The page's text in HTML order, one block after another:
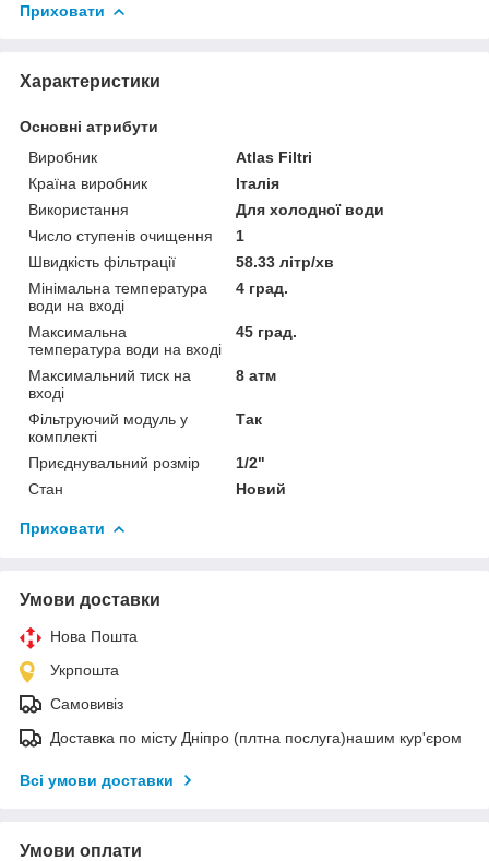
Приховати
Характеристики
Основні атрибути
Виробник
Atlas Filtri
Країна виробник
Італія
Використання
Для холодної води
Число ступенів очищення
1
Швидкість фільтрації
58.33 літр/хв
Мінімальна температура
води на вході
4 град.
Максимальна
температура води на вході
45 град.
Максимальний тиск на
вході
8 атм
Фільтруючий модуль у
комплекті
Так
Приєднувальний розмір
1/2"
Стан
Новий
Приховати
Умови доставки
Нова Пошта
Укрпошта
Самовивіз
Доставка по місту Дніпро (плтна послуга)нашим кур'єром
Всі умови доставки
Умови оплати